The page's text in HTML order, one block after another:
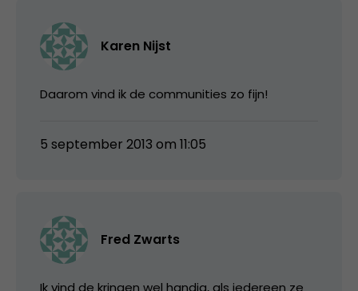
Karen Nijst
Daarom vind ik de communities zo fijn!
5 september 2013 om 11:05
Fred Zwarts
Ik vind de kringen wel handig, als iedereen ze